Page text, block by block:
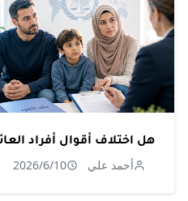
هل اختلاف أقوال أفراد
أحمد علي 2026/6/10